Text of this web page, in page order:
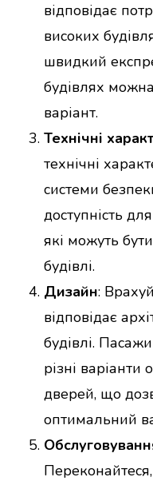
відповідає
високих
швидкий
будівлях
варіант.
Технічні
технічні
системи
доступність
які можуть
будівлі.
Дизайн:
відповідає
будівлі.
різні
дверей, що
оптимальний